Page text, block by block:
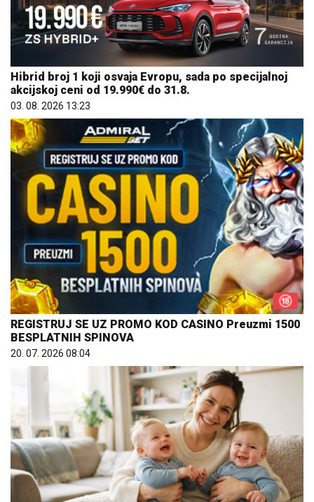
Hibrid broj 1 koji osvaja Evropu, sada po specijalnoj
akcijskoj ceni od 19.990€ do 31.8.
03. 08. 2026 13:23
REGISTRUJ SE UZ PROMO KOD CASINO Preuzmi 1500
BESPLATNIH SPINOVA
20. 07. 2026 08:04